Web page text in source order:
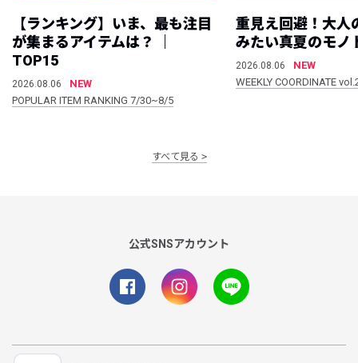
【ランキング】いま、最も注目
が集まるアイテムは？ ｜
TOP15
2026.08.06
NEW
POPULAR ITEM RANKING 7/30~8/5
重見え回避！大人
みたい真夏のモノ
2026.08.06
NEW
WEEKLY COORDINATE
すべて見る
公式SNSアカウント